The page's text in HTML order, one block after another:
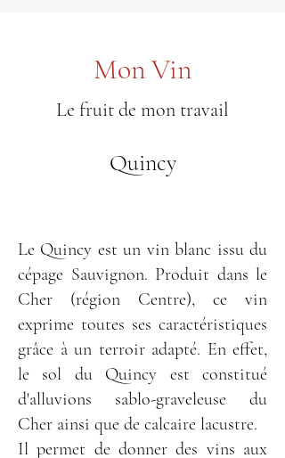
Mon Vin
Le fruit de mon travail
Quincy
Le Quincy est un vin blanc issu du
cépage Sauvignon. Produit dans le
Cher (région Centre), ce vin
exprime toutes ses caractéristiques
grâce à un terroir adapté. En effet,
le sol du Quincy est constitué
d'alluvions sablo-graveleuse du
Cher ainsi que de calcaire lacustre.
Il permet de donner des vins aux